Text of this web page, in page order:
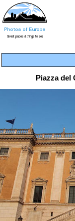
Piazza del